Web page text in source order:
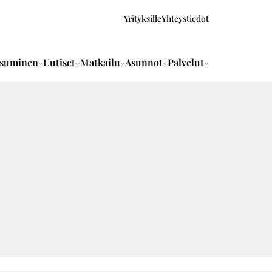
YrityksilleYhteystiedot
Uutiset Matkailu Asunnot Palvelut